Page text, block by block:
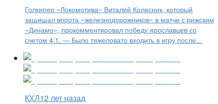
Голкипер «Локомотива» Виталий Колесник, который
защищал ворота «железнодорожников» в матче с рижским
«Динамо», прокомментировал победу ярославцев со
счетом 4:1. — Было тяжеловато входить в игру после...
КХЛ12 лет назад